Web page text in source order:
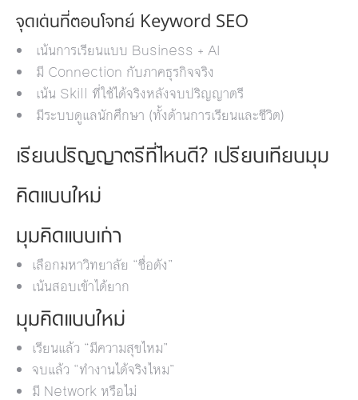
จุดเด่นที่ตอบโจทย์ Keyword SEO
เน้นการเรียนแบบ Business + AI
มี Connection กับภาคธุรกิจจริง
เน้น Skill ที่ใช้ได้จริงหลังจบปริญญาตรี
มีระบบดูแลนักศึกษา (ทั้งด้านการเรียนและชีวิต)
เรียนปริญญาตรีที่ไหนดี? เปรียบเทียบมุม
คิดแบบใหม่
มุมคิดแบบเก่า
เลือกมหาวิทยาลัย “ชื่อดัง”
เน้นสอบเข้าได้ยาก
มุมคิดแบบใหม่
เรียนแล้ว “มีความสุขไหม”
จบแล้ว “ทำงานได้จริงไหม”
มี Network หรือไม่